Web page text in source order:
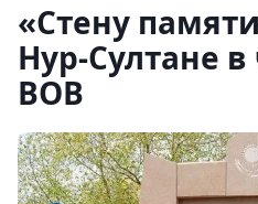
«Стену
Нур-Султане в
ВОВ